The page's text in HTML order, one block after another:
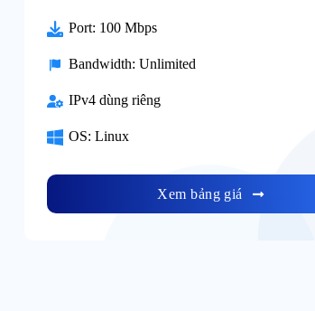
Port: 100 Mbps
Bandwidth: Unlimited
IPv4 dùng riêng
OS: Linux
Xem bảng giá